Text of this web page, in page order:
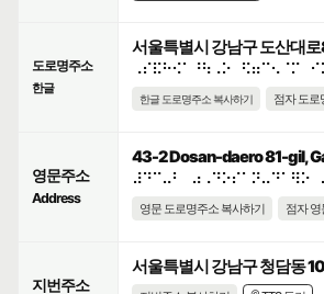
도로명주소
한글
서울특별시 강남구 도산대
한글 도로명주소 복사하기 점자 도로
영문주소
Address
43-2 Dosan-daero 81-gil,
영문 도로명주소 복사하기 점자
지번주소
서울특별시 강남구 청담동